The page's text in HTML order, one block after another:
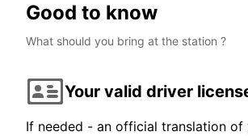
Good to know
What should you bring at the station ?
Your valid driver
If needed - an official translation of